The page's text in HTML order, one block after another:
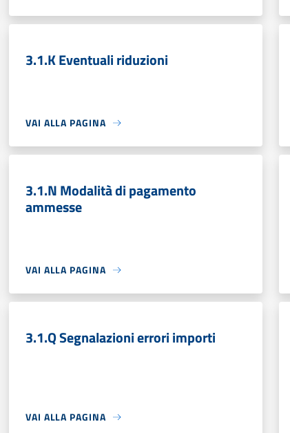
3.1.K Eventuali riduzioni
VAI ALLA PAGINA
3.1.N Modalità di pagamento
ammesse
VAI ALLA PAGINA
3.1.Q Segnalazioni errori importi
VAI ALLA PAGINA